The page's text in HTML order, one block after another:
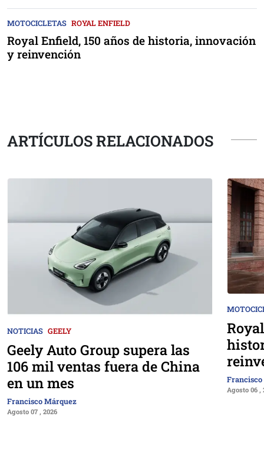
MOTOCICLETAS ROYAL ENFIELD
Royal Enfield, 150 años de historia, innovación
y reinvención
ARTÍCULOS RELACIONADOS
NOTICIAS GEELY
Geely Auto Group supera las
106 mil ventas fuera de China
en un mes
Francisco Márquez
Agosto 07 , 2026
Agosto 06 ,